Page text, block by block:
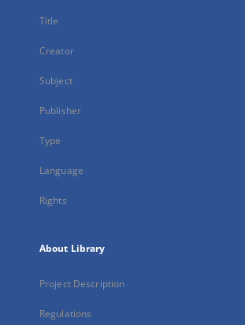
Title
Creator
Subject
Publisher
Type
Language
Rights
About Library
Project Description
Regulations